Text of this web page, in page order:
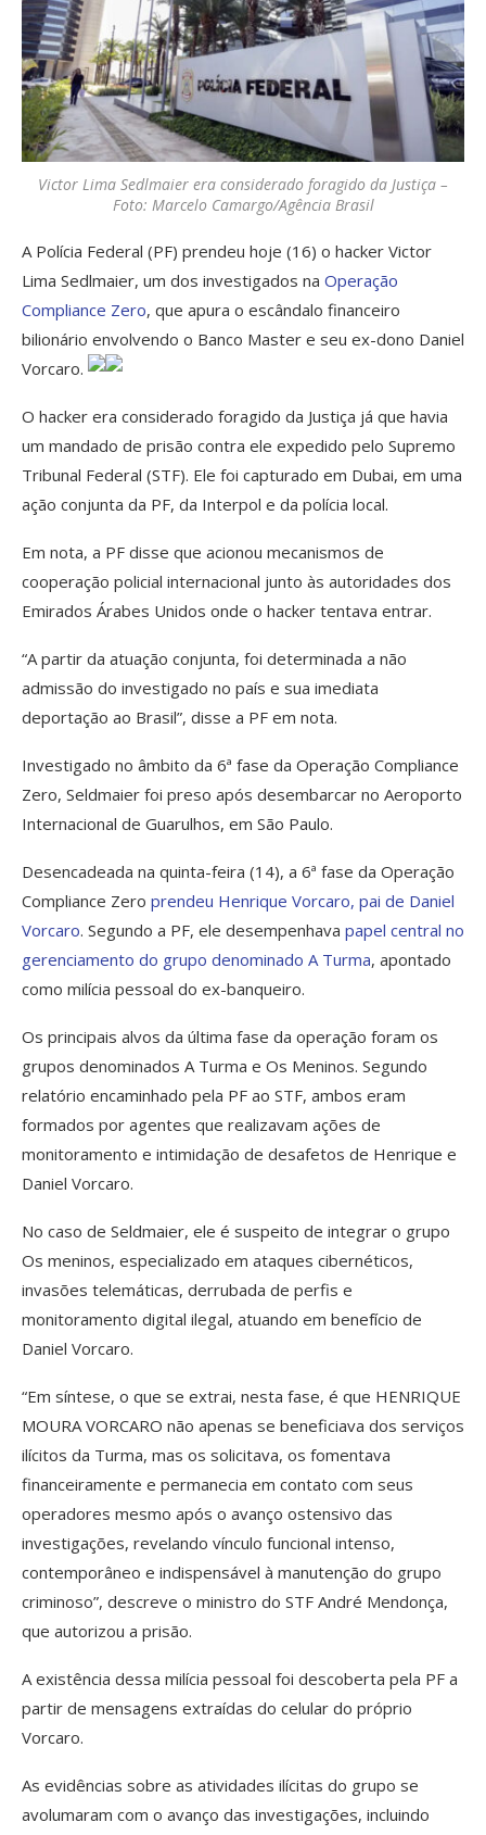
Victor Lima Sedlmaier era considerado foragido da Justiça –
Foto: Marcelo Camargo/Agência Brasil
A Polícia Federal (PF) prendeu hoje (16) o hacker Victor
Lima Sedlmaier, um dos investigados na Operação
Compliance Zero, que apura o escândalo financeiro
bilionário envolvendo o Banco Master e seu ex-dono Daniel
Vorcaro.
O hacker era considerado foragido da Justiça já que havia
um mandado de prisão contra ele expedido pelo Supremo
Tribunal Federal (STF). Ele foi capturado em Dubai, em uma
ação conjunta da PF, da Interpol e da polícia local.
Em nota, a PF disse que acionou mecanismos de
cooperação policial internacional junto às autoridades dos
Emirados Árabes Unidos onde o hacker tentava entrar.
“A partir da atuação conjunta, foi determinada a não
admissão do investigado no país e sua imediata
deportação ao Brasil”, disse a PF em nota.
Investigado no âmbito da 6ª fase da Operação Compliance
Zero, Seldmaier foi preso após desembarcar no Aeroporto
Internacional de Guarulhos, em São Paulo.
Desencadeada na quinta-feira (14), a 6ª fase da Operação
Compliance Zero prendeu Henrique Vorcaro, pai de Daniel
Vorcaro. Segundo a PF, ele desempenhava papel central no
gerenciamento do grupo denominado A Turma, apontado
como milícia pessoal do ex-banqueiro.
Os principais alvos da última fase da operação foram os
grupos denominados A Turma e Os Meninos. Segundo
relatório encaminhado pela PF ao STF, ambos eram
formados por agentes que realizavam ações de
monitoramento e intimidação de desafetos de Henrique e
Daniel Vorcaro.
No caso de Seldmaier, ele é suspeito de integrar o grupo
Os meninos, especializado em ataques cibernéticos,
invasões telemáticas, derrubada de perfis e
monitoramento digital ilegal, atuando em benefício de
Daniel Vorcaro.
“Em síntese, o que se extrai, nesta fase, é que HENRIQUE
MOURA VORCARO não apenas se beneficiava dos serviços
ilícitos da Turma, mas os solicitava, os fomentava
financeiramente e permanecia em contato com seus
operadores mesmo após o avanço ostensivo das
investigações, revelando vínculo funcional intenso,
contemporâneo e indispensável à manutenção do grupo
criminoso”, descreve o ministro do STF André Mendonça,
que autorizou a prisão.
A existência dessa milícia pessoal foi descoberta pela PF a
partir de mensagens extraídas do celular do próprio
Vorcaro.
As evidências sobre as atividades ilícitas do grupo se
avolumaram com o avanço das investigações, incluindo